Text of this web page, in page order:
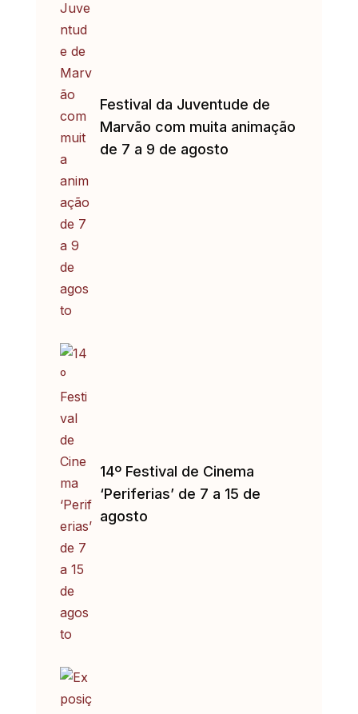
Festival da Juventude de
Marvão com muita animação
de 7 a 9 de agosto
14º Festival de Cinema
‘Periferias’ de 7 a 15 de
agosto